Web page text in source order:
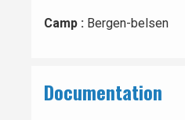
Camp : Bergen-belsen
Documentation